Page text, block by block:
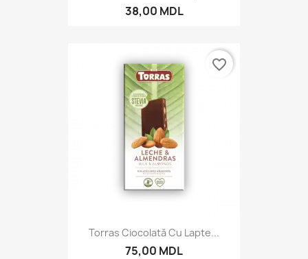
38,00 MDL
Torras Ciocolată Cu Lapte...
75,00 MDL
favorite_border